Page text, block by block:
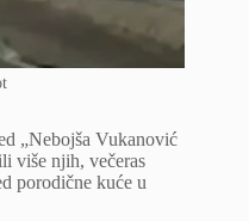
„Nebojša Vukanović
više njih, večeras
porodične kuće u